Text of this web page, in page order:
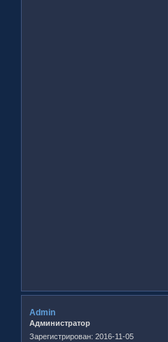
Admin
Администратор
Зарегистрирован: 2016-11-05